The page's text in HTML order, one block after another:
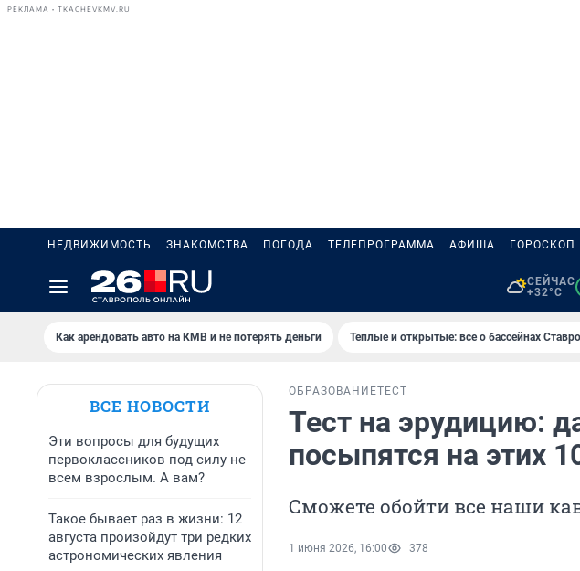
РЕКЛАМА • TKACHEVKMV.RU
НЕДВИЖИМОСТЬ ЗНАКОМСТВА ПОГОДА ТЕЛЕПРОГРАММА АФИША ГОРОСКОП
СЕЙЧАС
+32°C
Как арендовать авто на КМВ и не потерять деньги Теплые и открытые: все о бассейнах
ВСЕ НОВОСТИ
Эти вопросы для будущих
первоклассников под силу не
всем взрослым. А вам?
Такое бывает раз в жизни: 12
августа произойдут три редких
астрономических явления
ОБРАЗОВАНИЕТЕСТ
Тест на эрудицию:
посыпятся на этих
Сможете обойти все наши
1 июня 2026, 16:00 378